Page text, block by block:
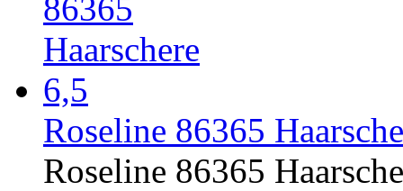
Roseline 86365
Roseline 86365